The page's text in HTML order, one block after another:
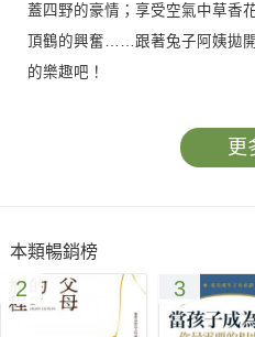
蓋四野的豪情；享受空氣中草香
頂鶴的興奮……跟著兔子阿姨拋
的樂趣吧！
更
本類暢銷榜
2 3